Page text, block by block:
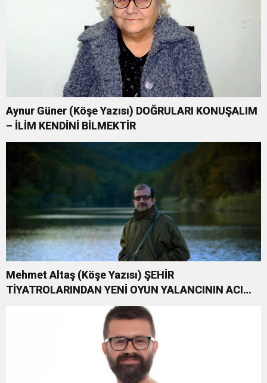
Aynur Güner (Köşe Yazısı) DOĞRULARI KONUŞALIM
– İLİM KENDİNİ BİLMEKTİR
Mehmet Altaş (Köşe Yazısı) ŞEHİR
TİYATROLARINDAN YENİ OYUN YALANCININ ACI